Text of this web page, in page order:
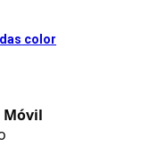
color
Móvil